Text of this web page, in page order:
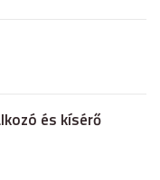
és kísérő